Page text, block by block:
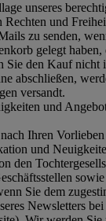
unseres
und
zu senden,
gelegt
Sie den Kauf nicht
abschließen,
versandt.
und
Ihren
und
den
Sie dem
Newsletters